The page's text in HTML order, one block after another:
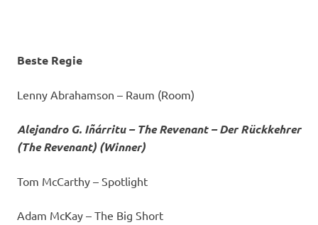
Beste Regie
Lenny Abrahamson – Raum (Room)
Alejandro G. Iñárritu – The Revenant – Der Rückkehrer
(The Revenant) (Winner)
Tom McCarthy – Spotlight
Adam McKay – The Big Short